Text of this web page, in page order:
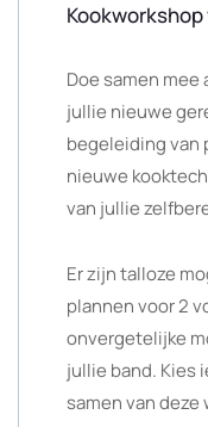
Doe samen mee
jullie nieuwe
begeleiding van
nieuwe
van jullie
Er zijn talloze
plannen voor 2
onvergetelijke
jullie band. Kies
samen van